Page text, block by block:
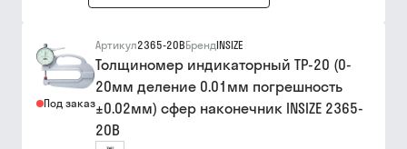
Под заказ
Артикул2365-20BБрендINSIZE
Толщиномер индикаторный ТР-20 (0-
20мм деление 0.01мм погрешность
±0.02мм) сфер наконечник INSIZE 2365-
20B